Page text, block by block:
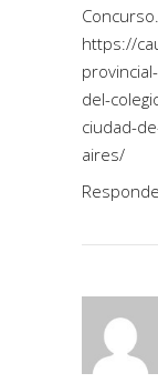
Concurso.
https://
del-
ciudad-
aires/